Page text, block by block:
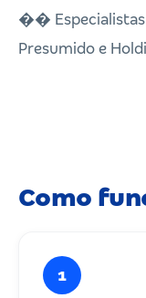
�� Especialistas
Presumido e
Como
1